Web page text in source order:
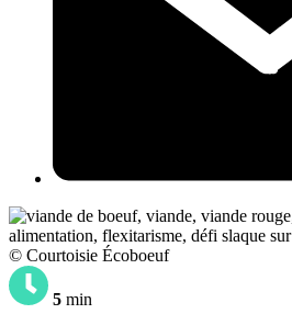
© Courtoisie Écoboeuf
5 min